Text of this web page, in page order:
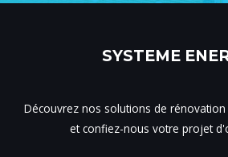
SYSTEME
Découvrez nos solutions de
et confiez-nous votre projet